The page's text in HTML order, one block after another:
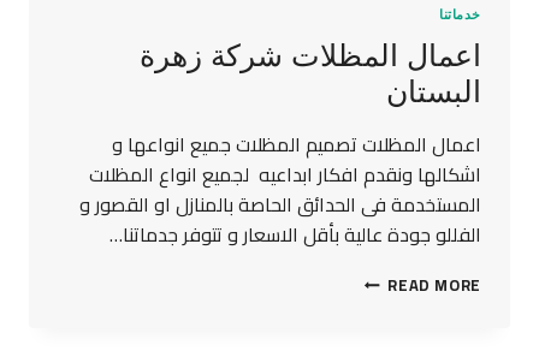
خدماتنا
اعمال المظلات شركة زهرة
البستان
اعمال المظلات تصميم المظلات جميع انواعها و
اشكالها ونقدم افكار ابداعيه لجميع انواع المظلات
المستخدمة فى الحدائق الحاصة بالمنازل او القصور و
الفللو جودة عالية بأقل الاسعار و تتوفر جدماتنا…
READ MORE